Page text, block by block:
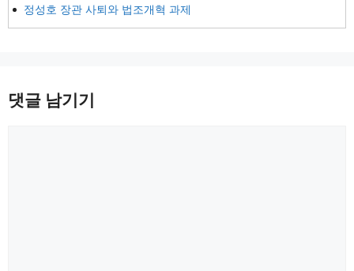
정성호 장관 사퇴와 법조개혁 과제
댓글 남기기